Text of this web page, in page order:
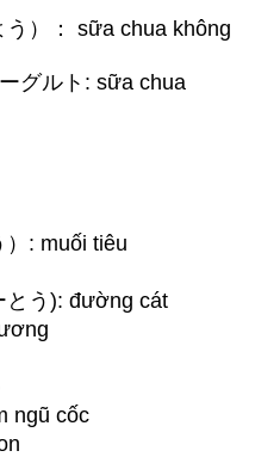
）： sữa chua không
グルト: sữa chua
: muối tiêu
とう): đường cát
ngũ cốc